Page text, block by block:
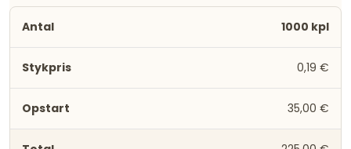
1000 kpl
0,19 €
35,00 €